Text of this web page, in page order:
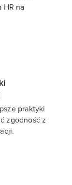
HR na
praktyki
zgodność z